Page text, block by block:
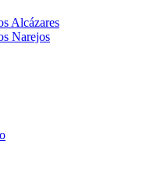
Alcázares
Narejos